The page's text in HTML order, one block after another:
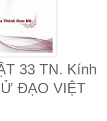
33 TN. Kính
ĐẠO VIỆT